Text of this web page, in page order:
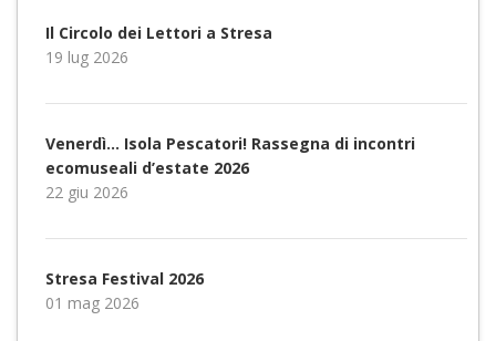
Il Circolo dei Lettori a Stresa
19 lug 2026
Venerdì… Isola Pescatori! Rassegna di incontri
ecomuseali d’estate 2026
22 giu 2026
Stresa Festival 2026
01 mag 2026